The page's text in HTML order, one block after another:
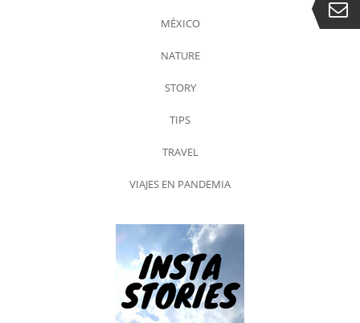
MÉXICO
NATURE
STORY
TIPS
TRAVEL
VIAJES EN PANDEMIA